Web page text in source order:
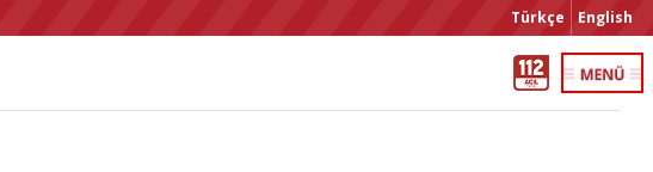
Türkçe English